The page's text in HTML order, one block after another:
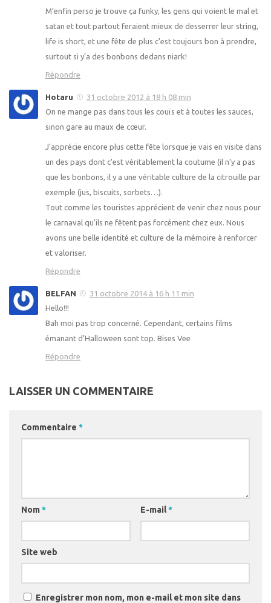
M’enfin perso je trouve ça funky, les gens qui voient le mal et
satan et tout partout feraient mieux de desserrer leur string,
life is short, et une fête de plus c’est toujours bon à prendre,
surtout si y’a des bonbons dedans niark!
Répondre
Hotaru
31 octobre 2012 à 18 h 08 min
On ne mange pas dans tous les couïs et à toutes les sauces,
sinon gare au maux de cœur.
J’apprécie encore plus cette fête lorsque je vais en visite dans
un des pays dont c’est véritablement la coutume (il n’y a pas
que les bonbons, il y a une véritable culture de la citrouille par
exemple (jus, biscuits, sorbets…).
Tout comme les touristes apprécient de venir chez nous pour
le carnaval qu’ils ne fêtent pas forcément chez eux. Nous
avons une belle identité et culture de la mémoire à renforcer
et valoriser.
Répondre
BELFAN
31 octobre 2014 à 16 h 11 min
Hello!!!
Bah moi pas trop concerné. Cependant, certains films
émanant d’Halloween sont top. Bises Vee
Répondre
LAISSER UN COMMENTAIRE
Commentaire *
Nom * E-mail*
Site web
Enregistrer mon nom, mon e-mail et mon site dans